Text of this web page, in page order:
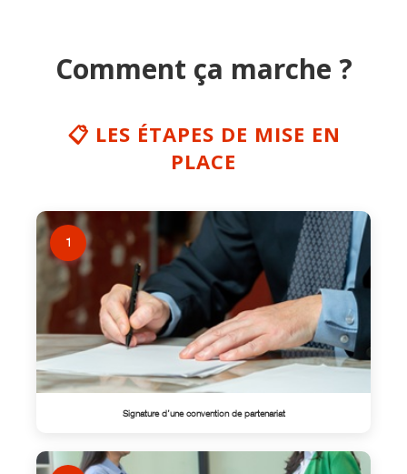
Comment ça marche ?
📋 LES ÉTAPES DE MISE EN
PLACE
1
Signature d’une convention de partenariat